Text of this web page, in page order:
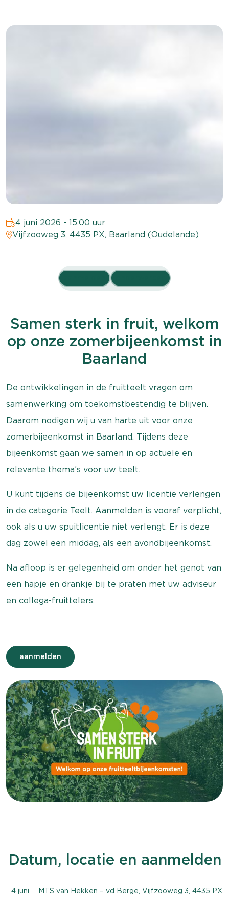
4 juni 2026 - 15.00 uur
Vijfzooweg 3, 4435 PX, Baarland (Oudelande)
Samen sterk in fruit, welkom
op onze zomerbijeenkomst in
Baarland
De ontwikkelingen in de fruitteelt vragen om
samenwerking om toekomstbestendig te blijven.
Daarom nodigen wij u van harte uit voor onze
zomerbijeenkomst in Baarland. Tijdens deze
bijeenkomst gaan we samen in op actuele en
relevante thema’s voor uw teelt.
U kunt tijdens de bijeenkomst uw licentie verlengen
in de categorie Teelt. Aanmelden is vooraf verplicht,
ook als u uw spuitlicentie niet verlengt. Er is deze
dag zowel een middag, als een avondbijeenkomst.
Na afloop is er gelegenheid om onder het genot van
een hapje en drankje bij te praten met uw adviseur
en collega-fruittelers.
aanmelden
Datum, locatie en aanmelden
4 juni MTS van Hekken – vd Berge, Vijfzooweg 3, 4435 PX,